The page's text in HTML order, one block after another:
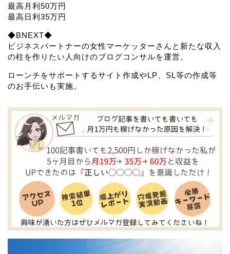
最高月利50万円
最高日利35万円
◆BNEXT◆
ビジネスパートナーの女性マーケッターさんと新たな収入
の柱を作りたい人向けのブログコンサルを運営。
ローンチをサポートするサイト作成やLP、SL等の作成等
のお手伝いも実施。